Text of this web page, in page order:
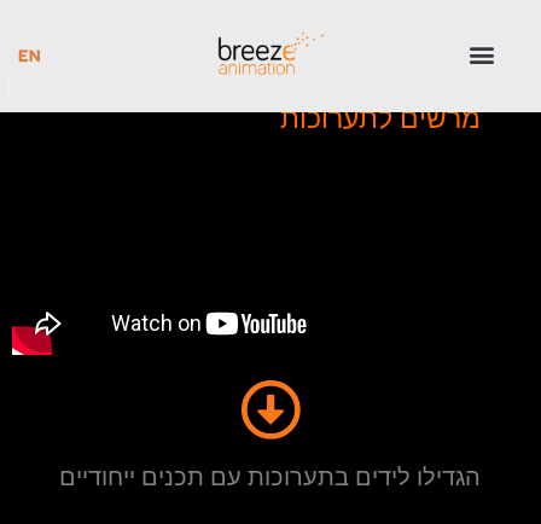
אפקטים תלת מימדיים לקיר וידאו – פתרון
מרשים לתערוכות
הגדילו לידים בתערוכות עם תכנים ייחודיים